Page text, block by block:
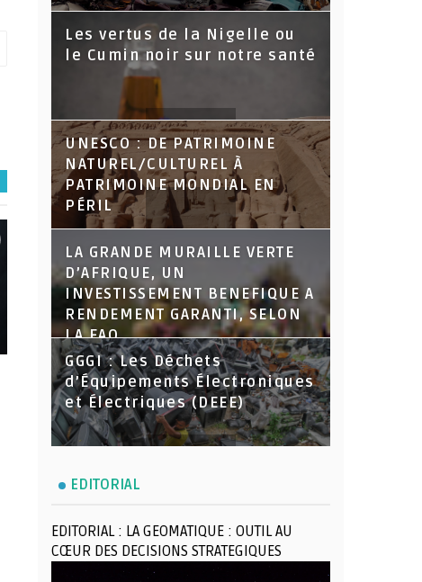
Les vertus de la Nigelle ou
le Cumin noir sur notre santé
UNESCO : DE PATRIMOINE
NATUREL/CULTUREL À
PATRIMOINE MONDIAL EN
PÉRIL
LA GRANDE MURAILLE VERTE
D’AFRIQUE, UN
INVESTISSEMENT BENEFIQUE A
RENDEMENT GARANTI, SELON
LA FAO
GGGI : Les Déchets
d’Équipements Électroniques
et Électriques (DEEE)
EDITORIAL
EDITORIAL : LA GEOMATIQUE : OUTIL AU
CŒUR DES DECISIONS STRATEGIQUES